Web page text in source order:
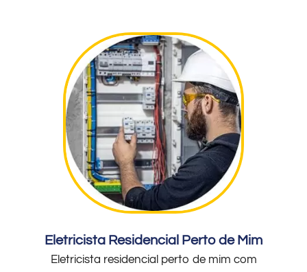
Eletricista Residencial Perto de Mim
Eletricista residencial perto de mim com